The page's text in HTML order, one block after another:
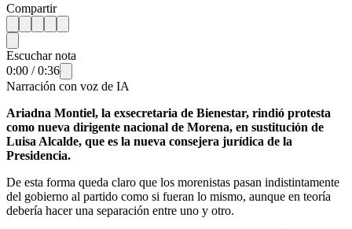
Compartir
Escuchar nota
0:00 /0:36
Narración con voz de IA
Ariadna Montiel, la exsecretaria de Bienestar, rindió protesta
como nueva dirigente nacional de Morena, en sustitución de
Luisa Alcalde, que es la nueva consejera jurídica de la
Presidencia.
De esta forma queda claro que los morenistas pasan indistintamente
del gobierno al partido como si fueran lo mismo, aunque en teoría
debería hacer una separación entre uno y otro.